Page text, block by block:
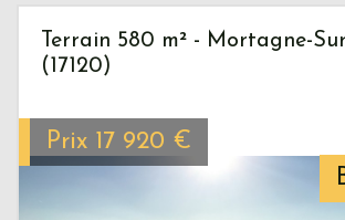
Terrain 580 m² - Mortagne-
(17120)
Prix 17 920 €